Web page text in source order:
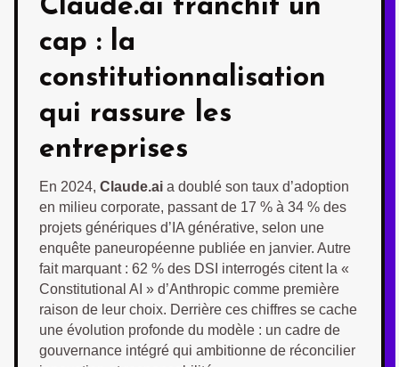
Claude.ai franchit un
cap : la
constitutionnalisation
qui rassure les
entreprises
En 2024, Claude.ai a doublé son taux d’adoption
en milieu corporate, passant de 17 % à 34 % des
projets génériques d’IA générative, selon une
enquête paneuropéenne publiée en janvier. Autre
fait marquant : 62 % des DSI interrogés citent la «
Constitutional AI » d’Anthropic comme première
raison de leur choix. Derrière ces chiffres se cache
une évolution profonde du modèle : un cadre de
gouvernance intégré qui ambitionne de réconcilier